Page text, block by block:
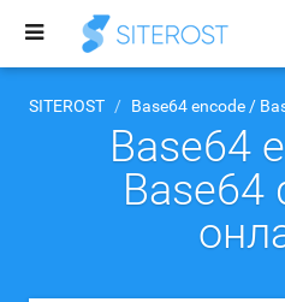
SITEROST Base64 encode /
Base64
Base64